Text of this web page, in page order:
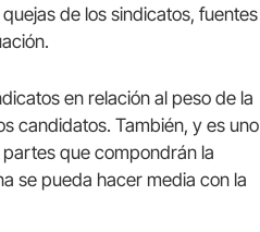
de los sindicatos, fuentes
en relación al peso de la
candidatos. También, y es uno
que compondrán la
se pueda hacer media con la